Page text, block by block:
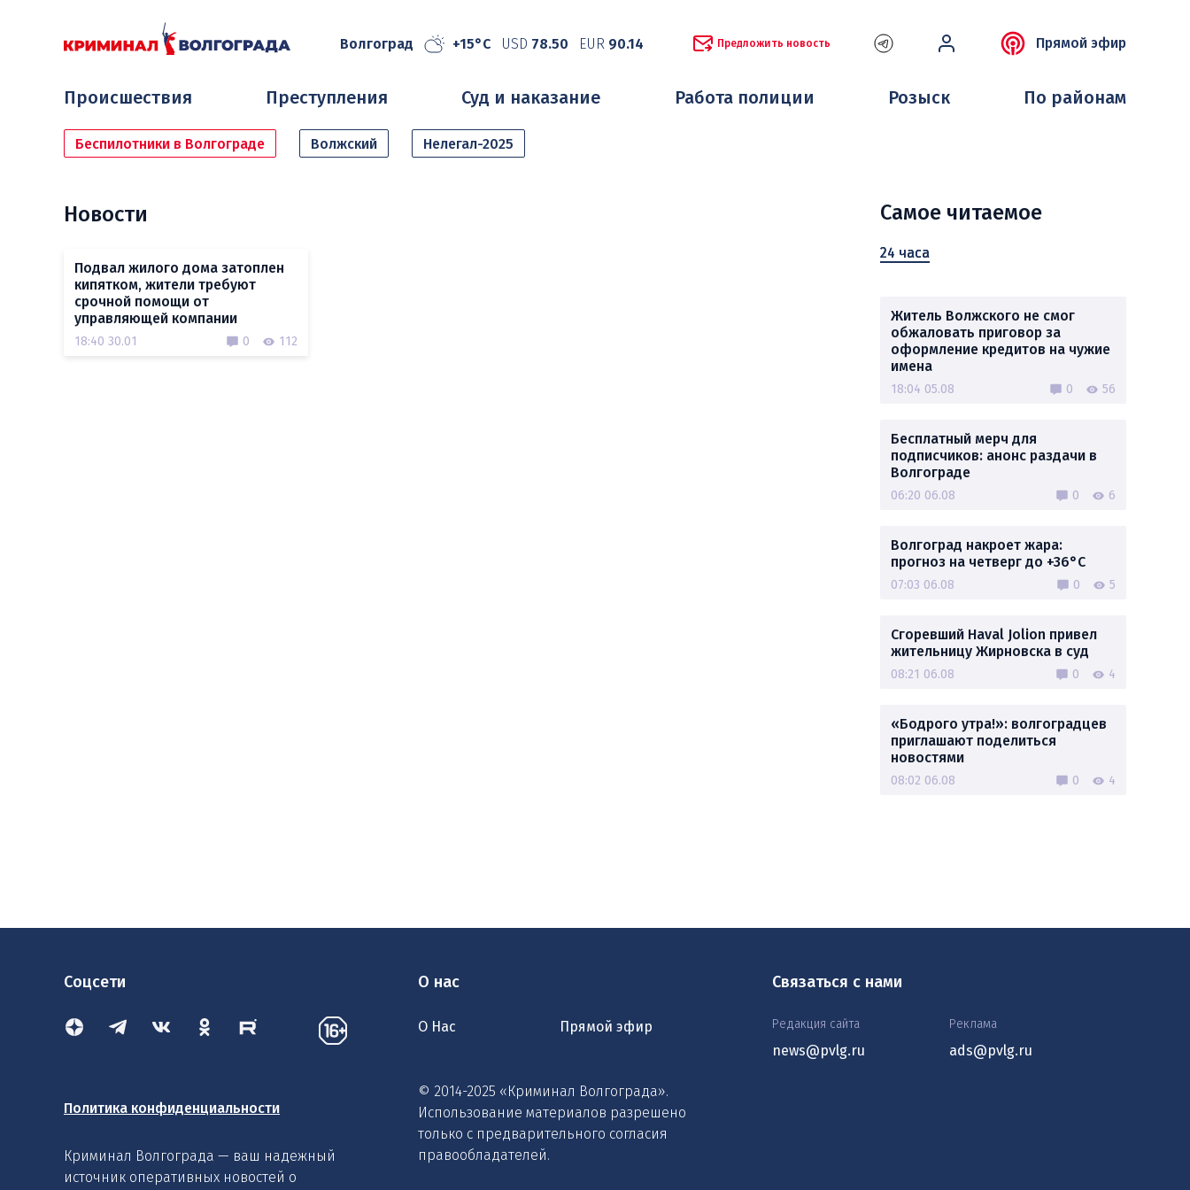
Волгоград +15°C USD 78.50 EUR 90.14 Предложить новость Прямой эфир
Происшествия Преступления Суд и наказание Работа полиции Розыск По районам
Беспилотники в Волгограде Волжский Нелегал-2025
Новости
Подвал жилого дома затоплен
кипятком, жители требуют
срочной помощи от
управляющей компании
18:40 30.01 0 112
Самое читаемое
24 часа
Житель Волжского не смог
обжаловать приговор за
оформление кредитов на чужие
имена
18:04 05.08 0 56
Бесплатный мерч для
подписчиков: анонс раздачи в
Волгограде
06:20 06.08 0 6
Волгоград накроет жара:
прогноз на четверг до +36°C
07:03 06.08 0 5
Сгоревший Haval Jolion привел
жительницу Жирновска в суд
08:21 06.08 0 4
«Бодрого утра!»: волгоградцев
приглашают поделиться
новостями
08:02 06.08 0 4
Соцсети
Политика конфиденциальности
Криминал Волгограда — ваш надежный
источник оперативных новостей о
О нас
О Нас Прямой эфир
© 2014-2025 «Криминал Волгограда».
Использование материалов разрешено
только с предварительного согласия
правообладателей.
Связаться с нами
Редакция сайта
news@pvlg.ru
Реклама
ads@pvlg.ru